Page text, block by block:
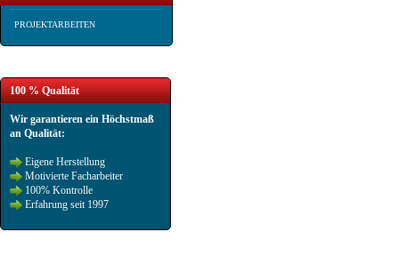
PROJEKTARBEITEN
100 % Qualität
Wir garantieren ein Höchstmaß
an Qualität:
Eigene Herstellung
Motivierte Facharbeiter
100% Kontrolle
Erfahrung seit 1997